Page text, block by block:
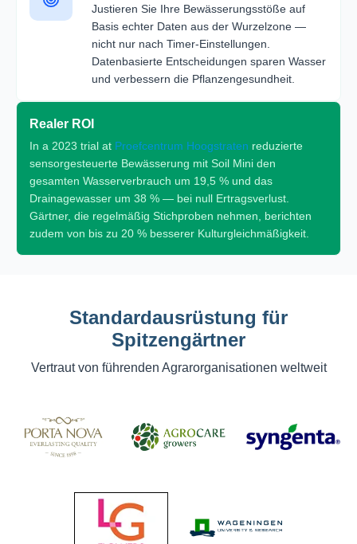
Justieren Sie Ihre Bewässerungsstöße auf
Basis echter Daten aus der Wurzelzone —
nicht nur nach Timer-Einstellungen.
Datenbasierte Entscheidungen sparen Wasser
und verbessern die Pflanzengesundheit.
Realer ROI
In a 2023 trial at Proefcentrum Hoogstraten reduzierte
sensorgesteuerte Bewässerung mit Soil Mini den
gesamten Wasserverbrauch um 19,5 % und das
Drainagewasser um 38 % — bei null Ertragsverlust.
Gärtner, die regelmäßig Stichproben nehmen, berichten
zudem von bis zu 20 % besserer Kulturgleichmäßigkeit.
Standardausrüstung für
Spitzengärtner
Vertraut von führenden Agrarorganisationen weltweit